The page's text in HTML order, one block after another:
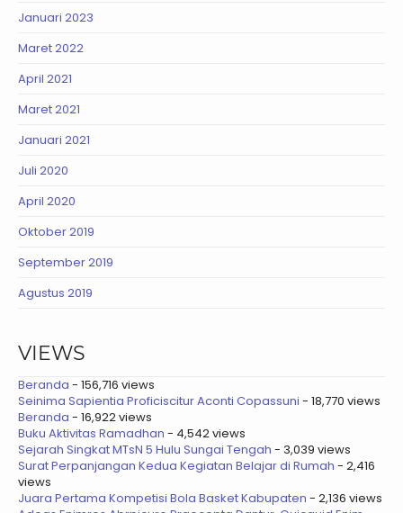
Januari 2023
Maret 2022
April 2021
Maret 2021
Januari 2021
Juli 2020
April 2020
Oktober 2019
September 2019
Agustus 2019
VIEWS
Beranda - 156,716 views
Seinima Sapientia Proficiscitur Aconti Copassuni - 18,770 views
Beranda - 16,922 views
Buku Aktivitas Ramadhan - 4,542 views
Sejarah Singkat MTsN 5 Hulu Sungai Tengah - 3,039 views
Surat Perpanjangan Kedua Kegiatan Belajar di Rumah - 2,416
views
Juara Pertama Kompetisi Bola Basket Kabupaten - 2,136 views